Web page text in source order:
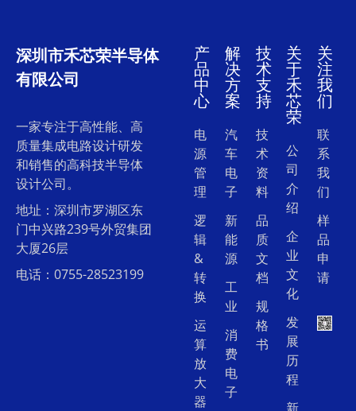
深圳市禾芯荣半导体
有限公司
一家专注于高性能、高
质量集成电路设计研发
和销售的高科技半导体
设计公司。
地址：深圳市罗湖区东
门中兴路239号外贸集团
大厦26层
电话：0755-28523199
产
品
中
心
电
源
管
理
逻
辑
&
转
换
运
算
放
大
器
解
决
方
案
汽
车
电
子
新
能
源
工
业
消
费
电
子
技
术
支
持
技
术
资
料
品
质
文
档
规
格
书
关
于
禾
芯
荣
公
司
介
绍
企
业
文
化
发
展
历
程
关
注
我
们
联
系
我
们
样
品
申
请